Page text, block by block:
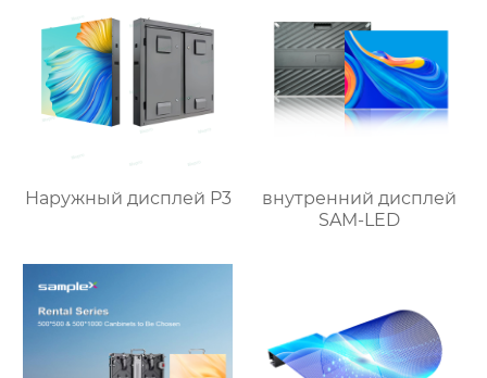
Наружный дисплей P3
внутренний дисплей
SAM-LED